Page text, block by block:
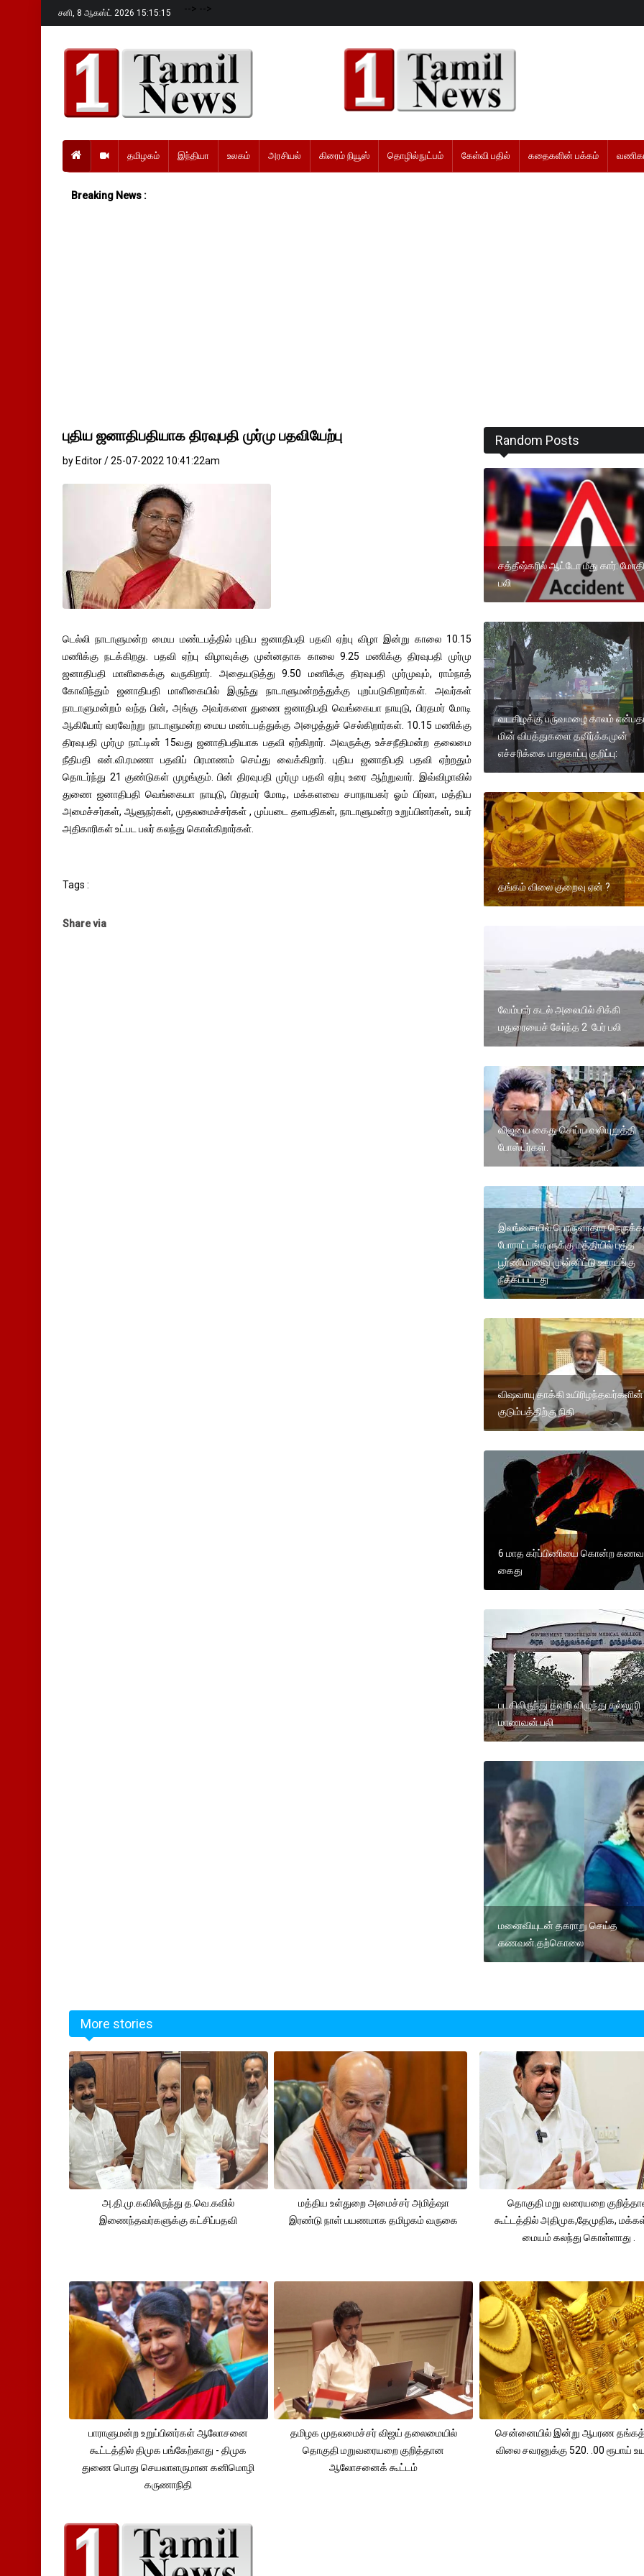
சனி, 8 ஆகஸ்ட் 2026 15:15:17 --> -->
தமிழகம் இந்தியா உலகம் அரசியல் கிரைம் நியூஸ் தொழில்நுட்பம் கேள்வி பதில் கதைகளின் பக்கம்
Breaking News :
புதிய ஜனாதிபதியாக திரவுபதி முர்மு பதவியேற்பு
by Editor / 25-07-2022 10:41:22am
டெல்லி நாடாளுமன்ற மைய மண்டபத்தில் புதிய ஜனாதிபதி பதவி ஏற்பு விழா இன்று காலை 10.15
மணிக்கு நடக்கிறது. பதவி ஏற்பு விழாவுக்கு முன்னதாக காலை 9.25 மணிக்கு திரவுபதி முர்மு
ஜனாதிபதி மாளிகைக்கு வருகிறார். அதையடுத்து 9.50 மணிக்கு திரவுபதி முர்முவும், ராம்நாத்
கோவிந்தும் ஜனாதிபதி மாளிகையில் இருந்து நாடாளுமன்றத்துக்கு புறப்படுகிறார்கள். அவர்கள்
நாடாளுமன்றம் வந்த பின், அங்கு அவர்களை துணை ஜனாதிபதி வெங்கையா நாயுடு, பிரதமர் மோடி
ஆகியோர் வரவேற்று நாடாளுமன்ற மைய மண்டபத்துக்கு அழைத்துச் செல்கிறார்கள். 10.15 மணிக்கு
திரவுபதி முர்மு நாட்டின் 15வது ஜனாதிபதியாக பதவி ஏற்கிறார். அவருக்கு உச்சநீதிமன்ற தலைமை
நீதிபதி என்.வி.ரமணா பதவிப் பிரமாணம் செய்து வைக்கிறார். புதிய ஜனாதிபதி பதவி ஏற்றதும்
தொடர்ந்து 21 குண்டுகள் முழங்கும். பின் திரவுபதி முர்மு பதவி ஏற்பு உரை ஆற்றுவார். இவ்விழாவில்
துணை ஜனாதிபதி வெங்கையா நாயுடு, பிரதமர் மோடி, மக்களவை சபாநாயகர் ஓம் பிர்லா, மத்திய
அமைச்சர்கள், ஆளுநர்கள், முதலமைச்சர்கள் , முப்படை தளபதிகள், நாடாளுமன்ற உறுப்பினர்கள், உயர்
அதிகாரிகள் உட்பட பலர் கலந்து கொள்கிறார்கள்.
Tags :
Share via
Random Posts
சத்தீஷ்கரில் ஆட்டோ மீது கார்: மோதி
பலி
வடகிழக்கு பருவமழை காலம்
மின் விபத்துகளை தவிர்க்கமுன்
எச்சரிக்கை பாதுகாப்பு குறிப்பு:
தங்கம் விலை குறைவு ஏன் ?
வேம்பார் கடல் அலையில் சிக்கி
மதுரையைச் சேர்ந்த 2 பேர் பலி
விஜயை கைது செய்ய வலியுறுத்தி
போஸ்டர்கள்.
இலங்கையில் பொருளாதார
போராட்டங்களுக்கு மத்தியில் புத்த
பூர்ணிமாவை முன்னிட்டு ஊரடங்கு
நீக்கப்பட்டது
விஷவாயு தாக்கி உயிரிழந்தவர்களின்
குடும்பத்திற்கு நிதி
6 மாத கர்ப்பிணியை கொன்ற
கைது
படகிலிருந்து தவறி விழுந்து கல்லூரி
மாணவன் பலி
மனைவியுடன் தகராறு செய்த
கணவன்.தற்கொலை
More stories
அ.தி.மு.கவிலிருந்து த.வெ.கவில்
இணைந்தவர்களுக்கு கட்சிப்பதவி
மத்திய உள்துறை அமைச்சர் அமித்ஷா
இரண்டு நாள் பயணமாக தமிழகம் வருகை
தொகுதி மறு வரையறை
கூட்டத்தில் அதிமுக,தேமுதிக,
மையம் கலந்து கொள்ளாது .
பாராளுமன்ற உறுப்பினர்கள் ஆலோசனை
கூட்டத்தில் திமுக பங்கேற்காது - திமுக
துணை பொது செயலாளருமான கனிமொழி
கருணாநிதி
தமிழக முதலமைச்சர் விஜய் தலைமையில்
தொகுதி மறுவரையறை குறித்தான
ஆலோசனைக் கூட்டம்
சென்னையில் இன்று ஆபரண
விலை சவரனுக்கு 520. .00 ரூபாய்